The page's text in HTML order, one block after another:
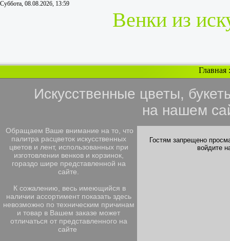
Суббота, 08.08.2026, 13:59
Венки из
Главная
Искусственные цветы,
на нашем
Обращаем Ваше внимание на то, что
палитра расцветок искусственных
цветов и лент, использованных при
изготовлении венков и корзинок,
гораздо шире представленной на
сайте.
К сожалению, весь имеющийся в
наличии ассортимент показать здесь
невозможно по техническим причинам
и товар в Вашем заказе может
отличаться от представленного на
сайте
Гостям запрещено
войдите